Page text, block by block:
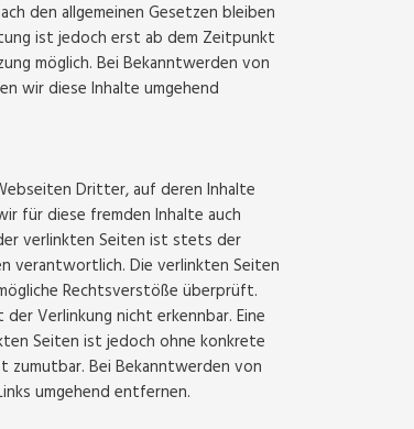
den allgemeinen Gesetzen bleiben
ist jedoch erst ab dem Zeitpunkt
möglich. Bei Bekanntwerden von
wir diese Inhalte umgehend
Dritter, auf deren Inhalte
für diese fremden Inhalte auch
verlinkten Seiten ist stets der
verantwortlich. Die verlinkten Seiten
Rechtsverstöße überprüft.
Verlinkung nicht erkennbar. Eine
Seiten ist jedoch ohne konkrete
Bei Bekanntwerden von
umgehend entfernen.